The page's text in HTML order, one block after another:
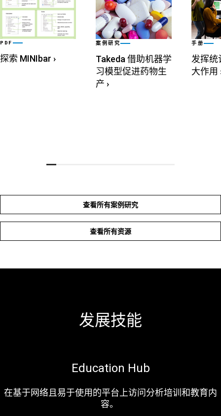
PDF
探索 MINIbar ›
案例研究
Takeda 借助机器学
习模型促进药物生
产 ›
手册
发挥统
大作用
查看所有案例研究
查看所有资源
发展技能
Education Hub
在基于网络且易于使用的平台上访问分析培训和教育内
容。